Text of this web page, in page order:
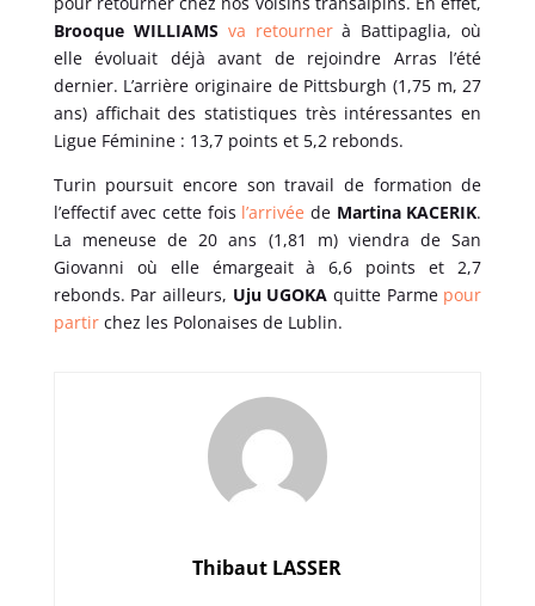
Brooque WILLIAMS va retournerà Battipaglia, où
elle évoluait déjà avant de rejoindre Arras l’été
dernier. L’arrière originaire de Pittsburgh (1,75 m, 27
ans) affichait des statistiques très intéressantes en
Ligue Féminine : 13,7 points et 5,2 rebonds.
Turin poursuit encore son travail de formation de
l’effectif avec cette fois l’arrivée de Martina KACERIK.
La meneuse de 20 ans (1,81 m) viendra de San
Giovanni où elle émargeait à 6,6 points et 2,7
rebonds. Par ailleurs, Uju UGOKA quitte Parme pour
partirchez les Polonaises de Lublin.
Thibaut LASSER